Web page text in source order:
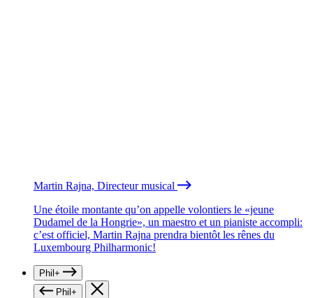
Martin Rajna, Directeur musical
Une étoile montante qu’on appelle volontiers le «jeune
Dudamel de la Hongrie», un maestro et un pianiste accompli:
c’est officiel, Martin Rajna prendra bientôt les rênes du
Luxembourg Philharmonic!
Phil+
Phil+